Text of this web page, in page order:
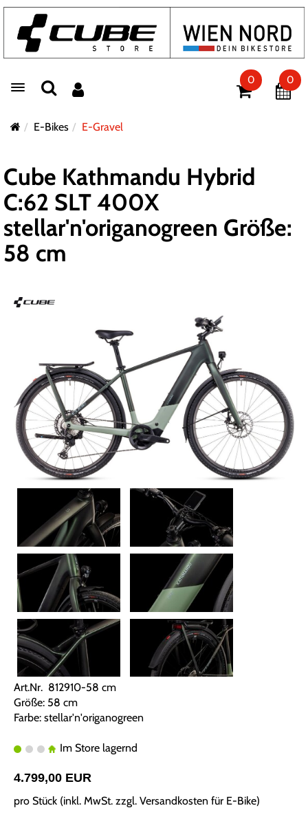
Toggle navigation
0 0
E-Bikes E-Gravel
Cube Kathmandu Hybrid
C:62 SLT 400X
stellar'n'origanogreen Größe:
58 cm
Art.Nr. 812910-58 cm
Größe: 58 cm
Farbe: stellar'n'origanogreen
Im Store lagernd
4.799,00 EUR
pro Stück (inkl. MwSt. zzgl. Versandkosten für E-Bike)